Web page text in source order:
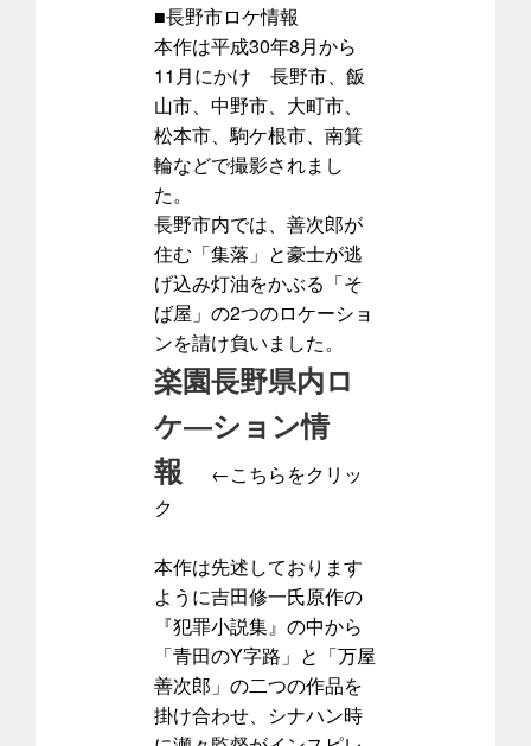
■長野市ロケ情報
本作は平成30年8月から
11月にかけ 長野市、飯
山市、中野市、大町市、
松本市、駒ケ根市、南箕
輪などで撮影されまし
た。
長野市内では、善次郎が
住む「集落」と豪士が逃
げ込み灯油をかぶる「そ
ば屋」の2つのロケーショ
ンを請け負いました。
楽園長野県内ロ
ケ―ション情
報
←こちらをクリッ
ク
本作は先述しております
ように吉田修一氏原作の
『犯罪小説集』の中から
「青田のY字路」と「万屋
善次郎」の二つの作品を
掛け合わせ、シナハン時